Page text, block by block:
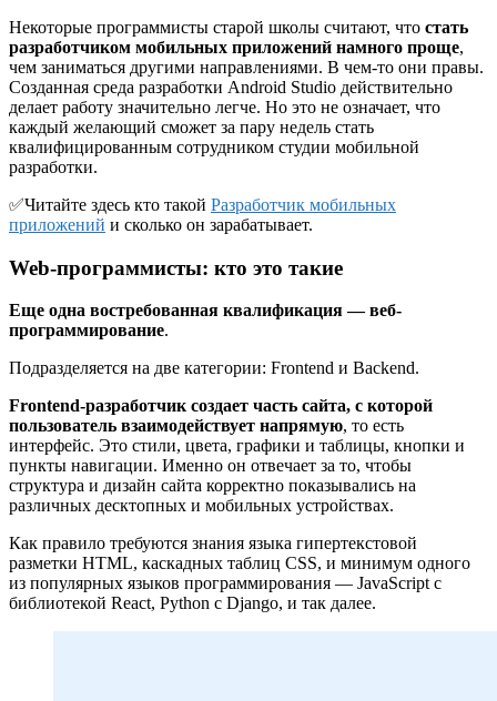
Некоторые программисты старой школы считают, что стать
разработчиком мобильных приложений намного проще,
чем заниматься другими направлениями. В чем-то они правы.
Созданная среда разработки Android Studio действительно
делает работу значительно легче. Но это не означает, что
каждый желающий сможет за пару недель стать
квалифицированным сотрудником студии мобильной
разработки.
✅Читайте здесь кто такой Разработчик мобильных
приложений и сколько он зарабатывает.
Web-программисты: кто это такие
Еще одна востребованная квалификация — веб-
программирование.
Подразделяется на две категории: Frontend и Backend.
Frontend-разработчик создает часть сайта, с которой
пользователь взаимодействует напрямую, то есть
интерфейс. Это стили, цвета, графики и таблицы, кнопки и
пункты навигации. Именно он отвечает за то, чтобы
структура и дизайн сайта корректно показывались на
различных десктопных и мобильных устройствах.
Как правило требуются знания языка гипертекстовой
разметки HTML, каскадных таблиц CSS, и минимум одного
из популярных языков программирования — JavaScript с
библиотекой React, Python с Django, и так далее.